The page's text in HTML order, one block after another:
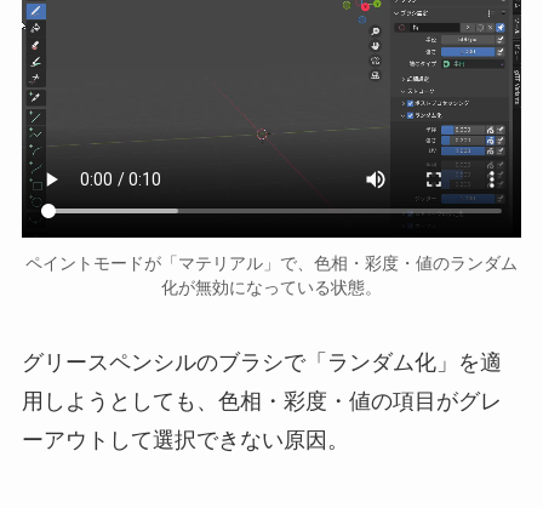
ペイントモードが「マテリアル」で、色相・彩度・値のランダム
化が無効になっている状態。
グリースペンシルのブラシで「ランダム化」を適
用しようとしても、色相・彩度・値の項目がグレ
ーアウトして選択できない原因。